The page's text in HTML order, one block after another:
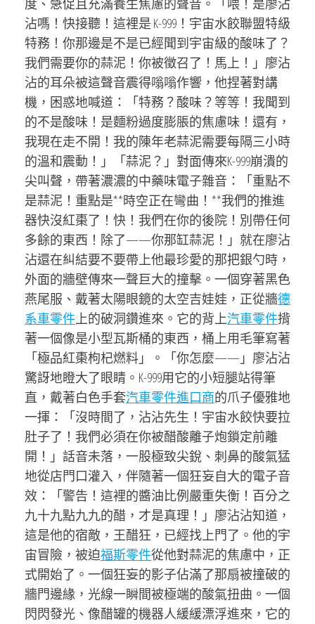
度、急促且充滿養生焦慮的聲音。「喂！是廖沾
沾嗎！快接聽！這裡是 K-999！宇宙水餃聯盟特級
特務！你那邊是不是已經聞到宇宙級的酸味了？
我們需要你的蒜泥！你被徵召了！馬上！」廖沾
沾的耳朵被這聲音震得嗡嗡作響，他捏著對講
機，困惑地喊道：「特務？酸味？等等！我聞到
的不是酸味！是麵粉過度膨脹的焦慮味！還有，
我現在走不開！我的陳年老蒜泥需要每隔三小時
的溫和震動！」「蒜泥？」對面傳來K-999崩潰的
尖叫聲，帶著濃濃的中藥味電子雜音：「重點不
是蒜泥！重點是**時空正在彎曲！**我們的推進
器快沒紅棗了！快！我們在你的後院！別帶任何
多餘的東西！除了——你那缸蒜泥！」就在廖沾
沾還在糾結要不要帶上他最珍愛的那把銀勺時，
外面的牆壁傳來一聲巨大的撞擊。一個穿著黑色
燕尾服、戴著太陽眼鏡的太空吉娃娃，正從牆德
系車零件上的破洞鑽進來。它的背上汽車零件揹
著一個像是小型瓦斯桶的東西，桶上用毛筆寫著
「極品紅棗枸杞燃料」。「你怎麼——」廖沾沾
驚訝地瞪大了眼睛。K-999用它的小短腿站得筆
直，戴著白色手套汽車零件進口商的爪子優雅地
一揮：「沒時間了，沾沾先生！宇宙水餃快要拉
肚子了！我們必須在你被醋酸離子炮鎖定前離
開！」話音未落，一股極致尖銳、刺鼻的酸氣猛
地從店門口灌入，伴隨著一個狂妄自大的電子音
效：「警告！這裡的醬油比例嚴重失衡！百分之
九十九點九九的醋，才是真理！」廖沾沾知道，
這是他的宿敵，王醋狂，已經找上門了。他的宇
宙冒險，被迫福斯零件從他對蒜泥的焦慮中，正
式開始了。一個狂妄的影子佔滿了那扇被撞破的
牆門邊緣，光線一瞬間被極端的酸氣扭曲。一個
閃閃發光、像醋罐的機器人緩緩漂浮進來，它的